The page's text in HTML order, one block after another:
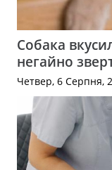
Собака
негайно
Четвер, 6 Серпня,